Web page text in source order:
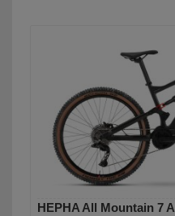
HEPHA All Mountain 7